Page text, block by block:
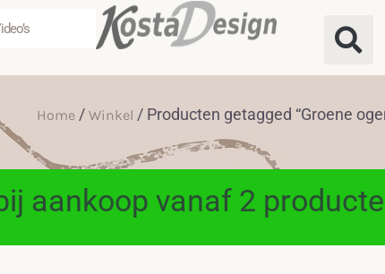
Home/ Winkel / Producten getagged “Groene
aankoop vanaf 2